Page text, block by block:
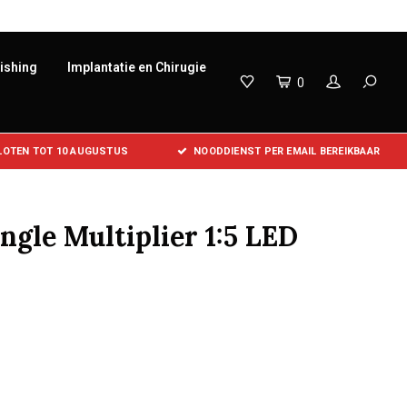
Implantatie en Chirugie
0
TOT 10 AUGUSTUS NOODDIENST PER EMAIL BEREIKBAAR
Multiplier 1:5 LED